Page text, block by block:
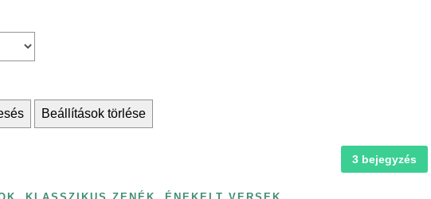
Beállítások törlése
3 bejegyzés